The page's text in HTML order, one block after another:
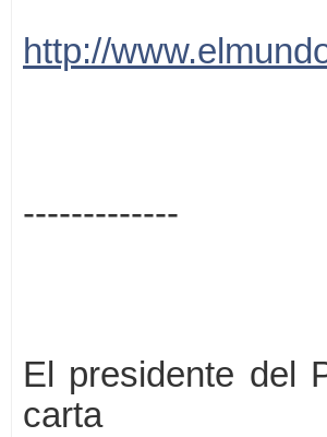
http://
-------------
El presidente del
carta